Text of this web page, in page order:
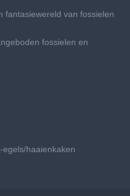
fantasiewereld van fossielen
fossielen en
haaienkaken